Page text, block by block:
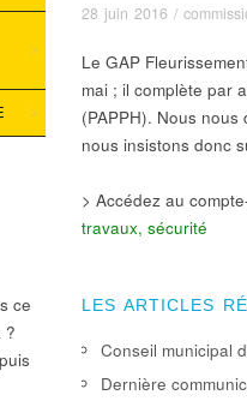
ce
?
28 juin 2016 /
Le GAP
mai ; il complète par
(PAPPH). Nous
nous insistons donc
> Accédez au
travaux, sécurité
LES ARTICLES
Conseil municipal
Dernière